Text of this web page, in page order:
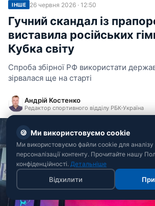
ІНШЕ 26 червня 2026 · 12:50
Гучний скандал із
виставила російських
Кубка світу
Спроба збірної РФ використати
зірвалася ще на старті
Андрій Костенко
Редактор спортивного відділу РБК-Україна
🍪 Ми використовуємо cookie
Ми використовуємо файли cookie для аналізу
персоналізації контенту. Прочитайте нашу
конфіденційності. Детальніше
Відхилити